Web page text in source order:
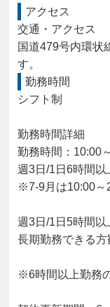
アクセス
交通・アクセス
国道479号内環状
す。
勤務時間
シフト制
勤務時間詳細
勤務時間：10:00
週3日/1日6時間以
※7-9月は10:00～
週3日/1日5時間以
長期勤務できる方
※6時間以上勤務